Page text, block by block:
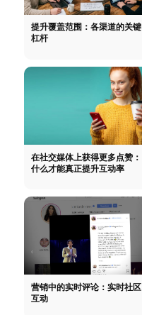
提升覆盖范围：各渠道的关键
杠杆
在社交媒体上获得更多点赞：
什么才能真正提升互动率
营销中的实时评论：实时社区
互动